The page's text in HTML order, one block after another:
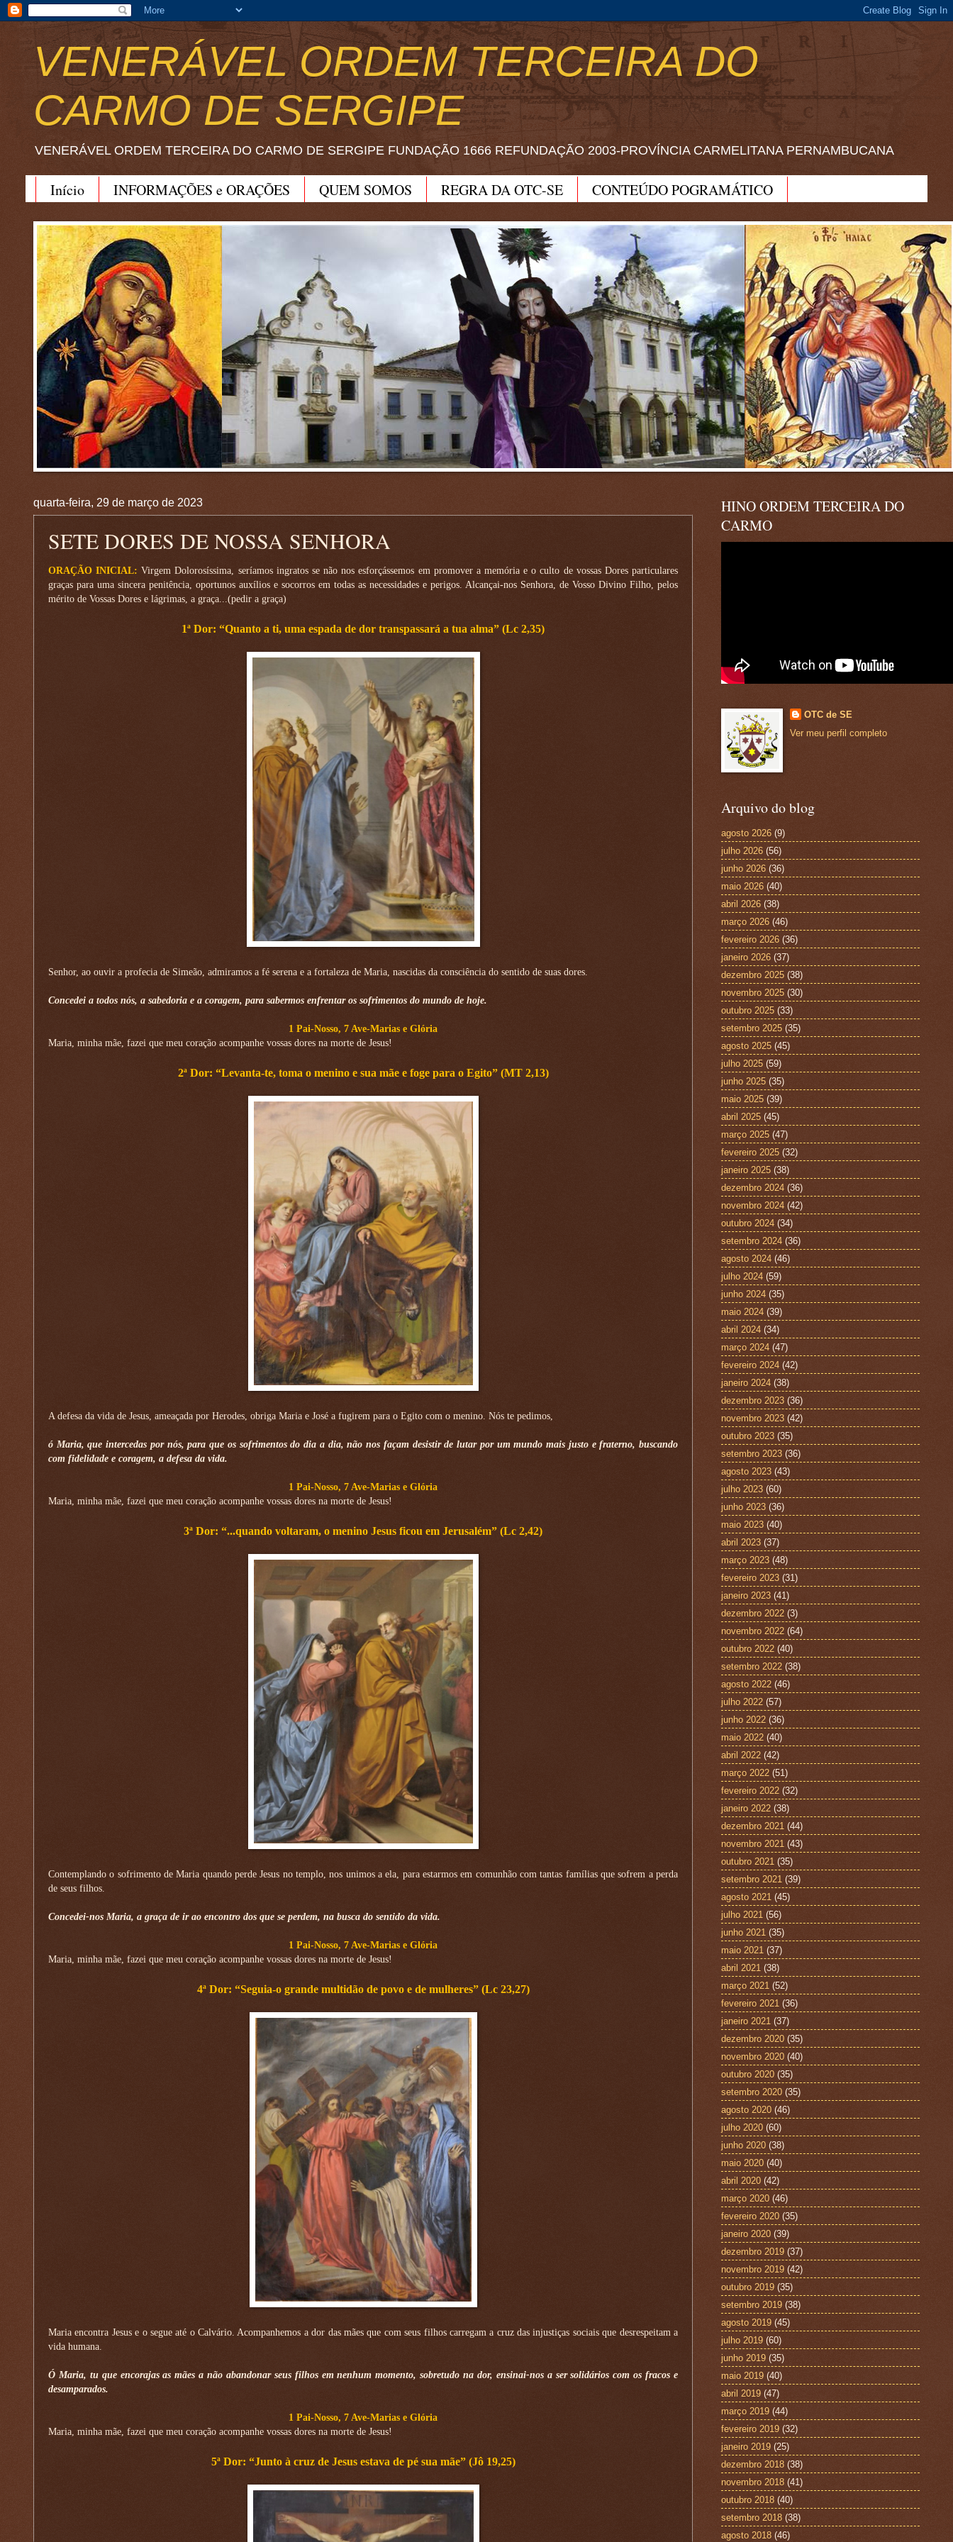
VENERÁVEL ORDEM TERCEIRA DO
CARMO DE SERGIPE
VENERÁVEL ORDEM TERCEIRA DO CARMO DE SERGIPE FUNDAÇÃO 1666 REFUNDAÇÃO 2003-PROVÍNCIA CARMELITANA PERNAMBUCANA
Início INFORMAÇÕES e ORAÇÕES QUEM SOMOS REGRA DA OTC-SE
CONTEÚDO POGRAMÁTICO
quarta-feira, 29 de março de 2023
SETE DORES DE NOSSA SENHORA
ORAÇÃO INICIAL: Virgem Dolorosíssima, seríamos ingratos se não nos esforçássemos em promover a memória e o culto de vossas Dores particulares
graças para uma sincera penitência, oportunos auxílios e socorros em todas as necessidades e perigos. Alcançai-nos Senhora, de Vosso Divino Filho, pelos
mérito de Vossas Dores e lágrimas, a graça...(pedir a graça)
1ª Dor: “Quanto a ti, uma espada de dor transpassará a tua alma” (Lc 2,35)
Senhor, ao ouvir a profecia de Simeão, admiramos a fé serena e a fortaleza de Maria, nascidas da consciência do sentido de suas dores.
Concedei a todos nós, a sabedoria e a coragem, para sabermos enfrentar os sofrimentos do mundo de hoje.
1 Pai-Nosso, 7 Ave-Marias e Glória
Maria, minha mãe, fazei que meu coração acompanhe vossas dores na morte de Jesus!
2ª Dor: “Levanta-te, toma o menino e sua mãe e foge para o Egito” (MT 2,13)
A defesa da vida de Jesus, ameaçada por Herodes, obriga Maria e José a fugirem para o Egito com o menino. Nós te pedimos,
ó Maria, que intercedas por nós, para que os sofrimentos do dia a dia, não nos façam desistir de lutar por um mundo mais justo e fraterno, buscando
com fidelidade e coragem, a defesa da vida.
1 Pai-Nosso, 7 Ave-Marias e Glória
Maria, minha mãe, fazei que meu coração acompanhe vossas dores na morte de Jesus!
3ª Dor: “...quando voltaram, o menino Jesus ficou em Jerusalém” (Lc 2,42)
Contemplando o sofrimento de Maria quando perde Jesus no templo, nos unimos a ela, para estarmos em comunhão com tantas famílias que sofrem a perda
de seus filhos.
Concedei-nos Maria, a graça de ir ao encontro dos que se perdem, na busca do sentido da vida.
1 Pai-Nosso, 7 Ave-Marias e Glória
Maria, minha mãe, fazei que meu coração acompanhe vossas dores na morte de Jesus!
4ª Dor: “Seguia-o grande multidão de povo e de mulheres” (Lc 23,27)
Maria encontra Jesus e o segue até o Calvário. Acompanhemos a dor das mães que com seus filhos carregam a cruz das injustiças sociais que desrespeitam a
vida humana.
Ó Maria, tu que encorajas as mães a não abandonar seus filhos em nenhum momento, sobretudo na dor, ensinai-nos a ser solidários com os fracos e
desamparados.
1 Pai-Nosso, 7 Ave-Marias e Glória
Maria, minha mãe, fazei que meu coração acompanhe vossas dores na morte de Jesus!
5ª Dor: “Junto à cruz de Jesus estava de pé sua mãe” (Jô 19,25)
HINO ORDEM TERCEIRA DO
CARMO
OTC de SE
Ver meu perfil completo
Arquivo do blog
agosto 2026 (9)
julho 2026 (56)
junho 2026 (36)
maio 2026 (40)
abril 2026 (38)
março 2026 (46)
fevereiro 2026 (36)
janeiro 2026 (37)
dezembro 2025 (38)
novembro 2025 (30)
outubro 2025 (33)
setembro 2025 (35)
agosto 2025 (45)
julho 2025 (59)
junho 2025 (35)
maio 2025 (39)
abril 2025 (45)
março 2025 (47)
fevereiro 2025 (32)
janeiro 2025 (38)
dezembro 2024 (36)
novembro 2024 (42)
outubro 2024 (34)
setembro 2024 (36)
agosto 2024 (46)
julho 2024 (59)
junho 2024 (35)
maio 2024 (39)
abril 2024 (34)
março 2024 (47)
fevereiro 2024 (42)
janeiro 2024 (38)
dezembro 2023 (36)
novembro 2023 (42)
outubro 2023 (35)
setembro 2023 (36)
agosto 2023 (43)
julho 2023 (60)
junho 2023 (36)
maio 2023 (40)
abril 2023 (37)
março 2023 (48)
fevereiro 2023 (31)
janeiro 2023 (41)
dezembro 2022 (3)
novembro 2022 (64)
outubro 2022 (40)
setembro 2022 (38)
agosto 2022 (46)
julho 2022 (57)
junho 2022 (36)
maio 2022 (40)
abril 2022 (42)
março 2022 (51)
fevereiro 2022 (32)
janeiro 2022 (38)
dezembro 2021 (44)
novembro 2021 (43)
outubro 2021 (35)
setembro 2021 (39)
agosto 2021 (45)
julho 2021 (56)
junho 2021 (35)
maio 2021 (37)
abril 2021 (38)
março 2021 (52)
fevereiro 2021 (36)
janeiro 2021 (37)
dezembro 2020 (35)
novembro 2020 (40)
outubro 2020 (35)
setembro 2020 (35)
agosto 2020 (46)
julho 2020 (60)
junho 2020 (38)
maio 2020 (40)
abril 2020 (42)
março 2020 (46)
fevereiro 2020 (35)
janeiro 2020 (39)
dezembro 2019 (37)
novembro 2019 (42)
outubro 2019 (35)
setembro 2019 (38)
agosto 2019 (45)
julho 2019 (60)
junho 2019 (35)
maio 2019 (40)
abril 2019 (47)
março 2019 (44)
fevereiro 2019 (32)
janeiro 2019 (25)
dezembro 2018 (38)
novembro 2018 (41)
outubro 2018 (40)
setembro 2018 (38)
agosto 2018 (46)